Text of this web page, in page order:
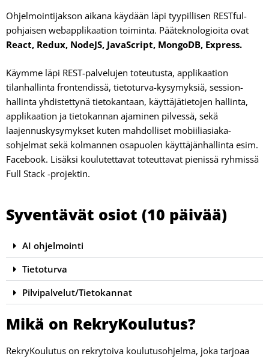
Ohjelmointijakson aikana käydään läpi tyypillisen RESTful-
poh­jaisen webapplikaation toiminta. Pääteknologioita ovat
React, Redux, NodeJS, JavaScript, MongoDB, Express.
Käymme läpi REST-palvelujen toteutusta, applikaation
tilanhallinta frontendissä, tietoturva-kysymyksiä, session­
hallinta yhdistettynä tietokantaan, käyttäjätietojen hallin­ta,
applikaation ja tietokannan ajaminen pilvessä, sekä
laajennuskysymykset kuten mahdolliset mobiiliasiaka­
sohjelmat sekä kolmannen osapuolen käyttäjänhallinta esim.
Facebook. Lisäksi koulutettavat toteuttavat pienis­sä ryhmissä
Full Stack -projektin.
Syventävät osiot (10 päivää)
AI ohjelmointi
Tietoturva
Pilvipalvelut/Tietokannat
Mikä on RekryKoulutus?
RekryKoulutus on rekrytoiva koulutusohjelma, joka tarjoaa